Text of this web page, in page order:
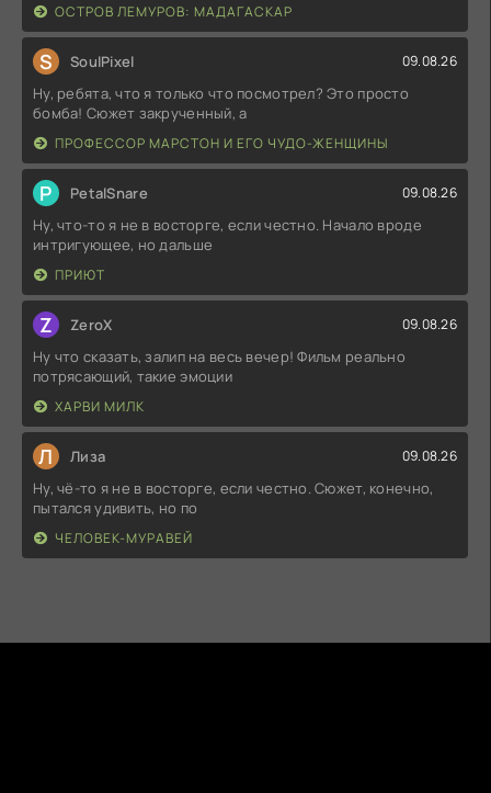
ОСТРОВ ЛЕМУРОВ: МАДАГАСКАР
S SoulPixel 09.08.26
Ну, ребята, что я только что посмотрел? Это просто
бомба! Сюжет закрученный, а
ПРОФЕССОР МАРСТОН И ЕГО ЧУДО-ЖЕНЩИНЫ
P PetalSnare 09.08.26
Ну, что-то я не в восторге, если честно. Начало вроде
интригующее, но дальше
ПРИЮТ
Z ZeroX 09.08.26
Ну что сказать, залип на весь вечер! Фильм реально
потрясающий, такие эмоции
ХАРВИ МИЛК
Л Лиза 09.08.26
Ну, чё-то я не в восторге, если честно. Сюжет, конечно,
пытался удивить, но по
ЧЕЛОВЕК-МУРАВЕЙ